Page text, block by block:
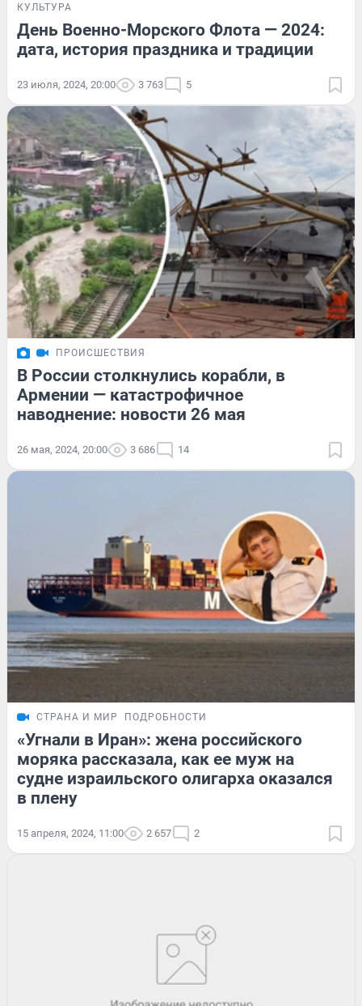
КУЛЬТУРА
День Военно-Морского Флота — 2024:
дата, история праздника и традиции
23 июля, 2024, 20:00 3 763 5
ПРОИСШЕСТВИЯ
В России столкнулись корабли, в
Армении — катастрофичное
наводнение: новости 26 мая
26 мая, 2024, 20:00 3 686 14
СТРАНА И МИР ПОДРОБНОСТИ
«Угнали в Иран»: жена российского
моряка рассказала, как ее муж на
судне израильского олигарха оказался
в плену
15 апреля, 2024, 11:00 2 657 2